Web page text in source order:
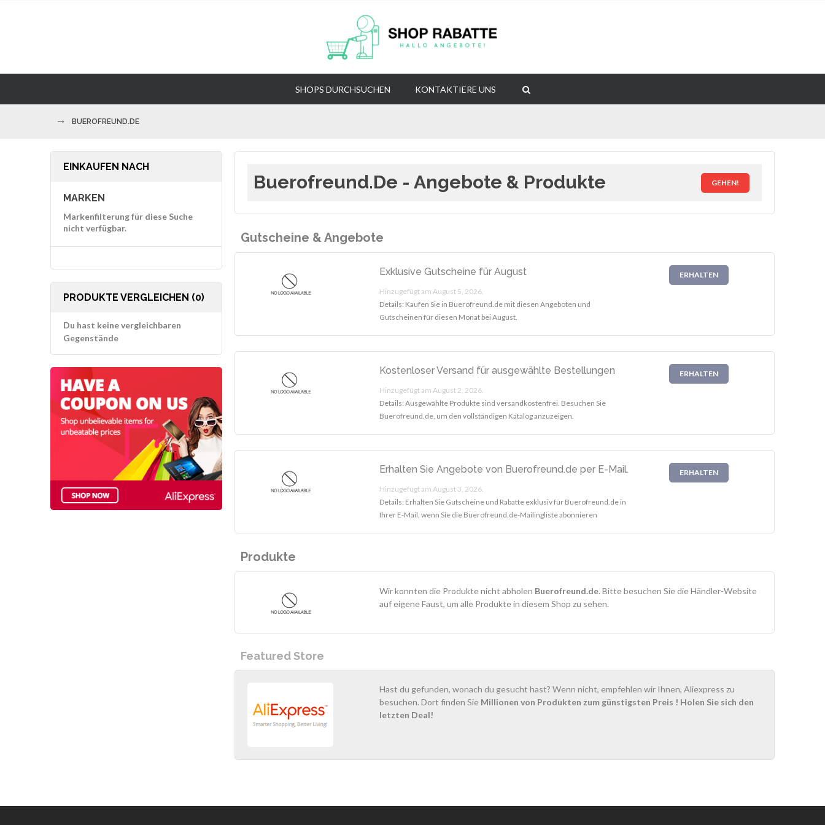
SHOPS DURCHSUCHEN KONTAKTIERE UNS
BUEROFREUND.DE
Buerofreund.de - Angebote & Produkte GEHEN!
Gutscheine & Angebote
Exklusive Gutscheine für August
Hinzugefügt am August 5, 2026.
Details: Kaufen Sie in Buerofreund.de mit diesen Angeboten und
Gutscheinen für diesen Monat bei August.
ERHALTEN
Kostenloser Versand für ausgewählte Bestellungen
Hinzugefügt am August 2, 2026.
Details: Ausgewählte Produkte sind versandkostenfrei. Besuchen Sie
Buerofreund.de, um den vollständigen Katalog anzuzeigen.
ERHALTEN
Erhalten Sie Angebote von Buerofreund.de per E-Mail.
Hinzugefügt am August 3, 2026.
Details: Erhalten Sie Gutscheine und Rabatte exklusiv für Buerofreund.de in
Ihrer E-Mail, wenn Sie die Buerofreund.de-Mailingliste abonnieren
ERHALTEN
Produkte
Wir konnten die Produkte nicht abholen Buerofreund.de. Bitte besuchen Sie die Händler-Website
auf eigene Faust, um alle Produkte in diesem Shop zu sehen.
Featured Store
Hast du gefunden, wonach du gesucht hast? Wenn nicht, empfehlen wir Ihnen, Aliexpress zu
besuchen. Dort finden Sie Millionen von Produkten zum günstigsten Preis ! Holen Sie sich den
letzten Deal!
EINKAUFEN NACH
MARKEN
Markenfilterung für diese Suche
nicht verfügbar.
PRODUKTE VERGLEICHEN (0)
Du hast keine vergleichbaren
Gegenstände